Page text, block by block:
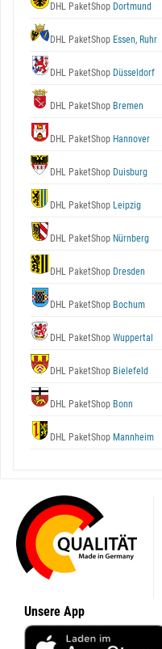
DHL PaketShop Dortmund
DHL PaketShop Essen, Ruhr
DHL PaketShop Düsseldorf
DHL PaketShop Bremen
DHL PaketShop Hannover
DHL PaketShop Duisburg
DHL PaketShop Leipzig
DHL PaketShop Nürnberg
DHL PaketShop Dresden
DHL PaketShop Bochum
DHL PaketShop Wuppertal
DHL PaketShop Bielefeld
DHL PaketShop Bonn
DHL PaketShop Mannheim
Unsere App